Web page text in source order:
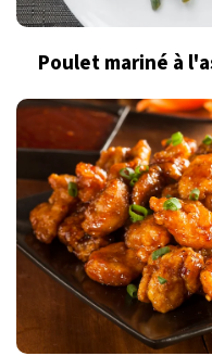
Poulet mariné à